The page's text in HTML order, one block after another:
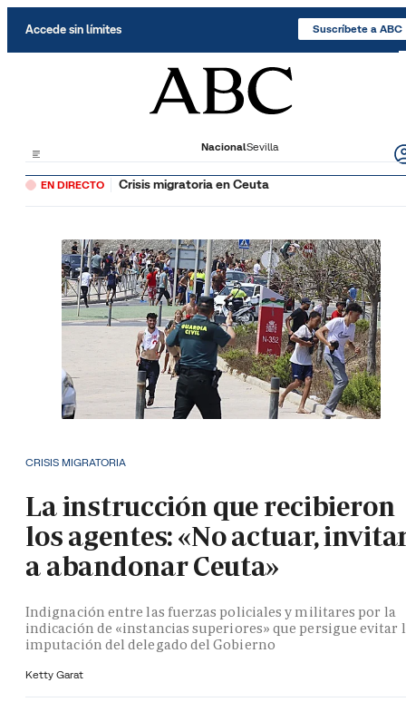
Accede sin límites Suscríbete a ABC
NacionalSevilla
EN DIRECTO Crisis migratoria en Ceuta
CRISIS MIGRATORIA
La instrucción que recibieron
los agentes: «No actuar,
a abandonar Ceuta»
Indignación entre las fuerzas policiales y militares por la
indicación de «instancias superiores» que persigue evitar
imputación del delegado del Gobierno
Ketty Garat